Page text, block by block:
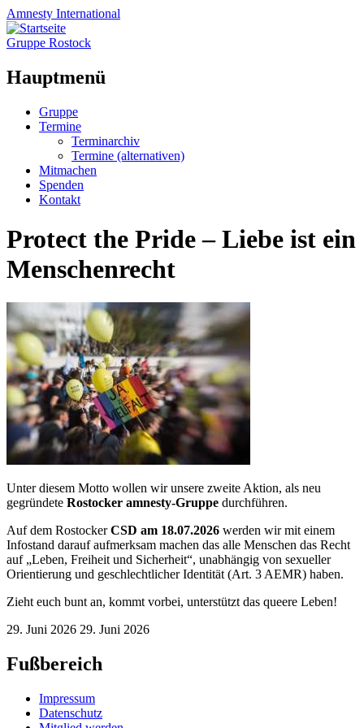
Amnesty International
Gruppe Rostock
Hauptmenü
Zum
Inhalt
Gruppe
Termine
Terminarchiv
Termine (alternativen)
Mitmachen
Spenden
Kontakt
Protect the Pride – Liebe ist ein
Menschenrecht
Unter diesem Motto wollen wir unsere zweite Aktion, als neu
gegründete Rostocker amnesty-Gruppe durchführen.
Auf dem RostockerCSD am 18.07.2026 werden wir mit einem
Infostand darauf aufmerksam machen das alle Menschen das Recht
auf „Leben, Freiheit und Sicherheit“, unabhängig von sexueller
Orientierung und geschlechtlicher Identität (Art. 3 AEMR) haben.
Zieht euch bunt an, kommt vorbei, unterstützt das queere Leben!
29. Juni 2026 29. Juni 2026
Fußbereich
Impressum
Datenschutz